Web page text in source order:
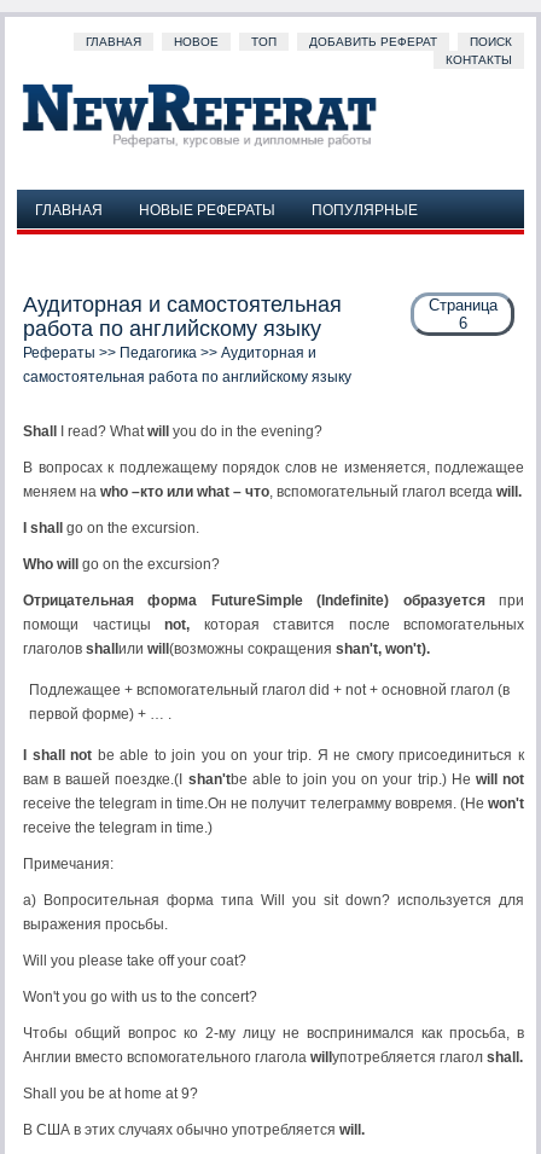
ГЛАВНАЯ НОВОЕ ТОП ДОБАВИТЬ РЕФЕРАТ
ПОИСК
КОНТАКТЫ
ГЛАВНАЯ НОВЫЕ РЕФЕРАТЫ
ПОПУЛЯРНЫЕ
Страница
6
Аудиторная и самостоятельная
работа по английскому языку
Рефераты >> Педагогика >> Аудиторная и
самостоятельная работа по английскому языку
Shall I read? Whatwill you do in the evening?
В вопросах к подлежащему порядок слов не изменяется, подлежащее
меняем на who –кто или what – что, вспомогательный глагол всегда will .
I shall go on the excursion.
Who will go on the excursion?
Отрицательная форма FutureSimple( Indefinite) образуетсяпри
помощи частицы not, которая ставится после вспомогательных
глаголов shall или will (возможны сокращения shan't, won't).
Подлежащее + вспомогательный глагол did + not + основной глагол (в
первой форме) + … .
I shall not be able to join you on your trip. Я не смогу присоединиться к
вам в вашей поездке.(I shan'tbe able to join you on your trip.) He will not
receive the telegram in time.Он не получит телеграмму вовремя. (He won't
receive the telegram in time.)
Примечания:
а) Вопросительная форма типа Will you sit down? используется для
выражения просьбы.
Will you please take off your coat?
Won't you go with us to the concert?
Чтобы общий вопрос ко 2-му лицу не воспринимался как просьба, в
Англии вместо вспомогательного глагола will употребляется глагол shall .
Shall you be at home at 9?
В США в этих случаях обычно употребляется will .